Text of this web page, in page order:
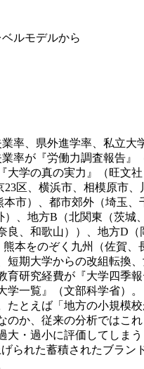
ルモデルから
率、県外進学率、私立
が『労働力調査報告
学の真の実力』（旺文
区、横浜市、相模原市
市）、都市郊外（埼玉
、地方B（北関東（茨
、和歌山））、地方D
本をのぞく九州（佐賀、
期大学からの改組転換
研究経費が『大学四季
一覧』（文部科学省）。
とえば「地方の小規
か、従来の分析ではこ
・過小に評価してしま
られた蓄積されたブラ